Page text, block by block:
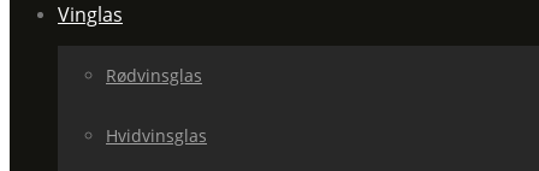
Vinglas
Rødvinsglas
Hvidvinsglas